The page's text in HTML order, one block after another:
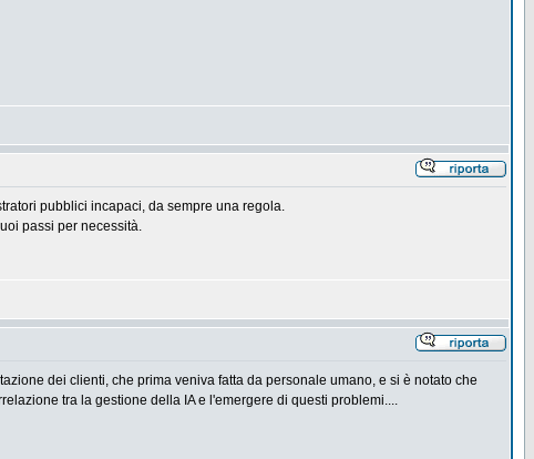
pubblici incapaci, da sempre una regola.
passi per necessità.
dei clienti, che prima veniva fatta da personale umano, e si è notato che
tra la gestione della IA e l'emergere di questi problemi....